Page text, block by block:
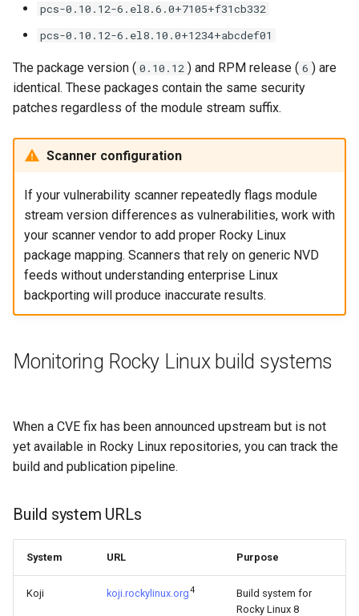
pcs-0.10.12-6.el8.6.0+7105+f31cb332
pcs-0.10.12-6.el8.10.0+1234+abcdef01
The package version ( 0.10.12 ) and RPM release ( 6 ) are
identical. These packages contain the same security
patches regardless of the module stream suffix.
Scanner configuration
If your vulnerability scanner repeatedly flags module
stream version differences as vulnerabilities, work with
your scanner vendor to add proper Rocky Linux
package mapping. Scanners that rely on generic NVD
feeds without understanding enterprise Linux
backporting will produce inaccurate results.
Monitoring Rocky Linux build systems
When a CVE fix has been announced upstream but is not
yet available in Rocky Linux repositories, you can track the
build and publication pipeline.
Build system URLs
System URL Purpose
Koji koji.rockylinux.org4
Build system for
Rocky Linux 8